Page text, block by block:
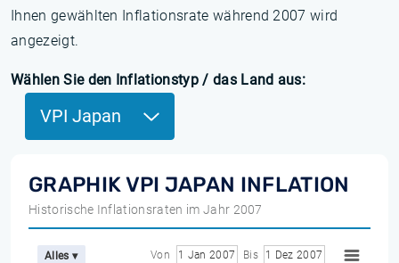
Ihnen gewählten Inflationsrate während 2007 wird
angezeigt.
Wählen Sie den Inflationstyp / das Land aus:
VPI Japan
GRAPHIK VPI JAPAN INFLATION
Historische Inflationsraten im Jahr 2007
Alles ▾ Von 1 Jan 2007 Bis 1 Dez 2007